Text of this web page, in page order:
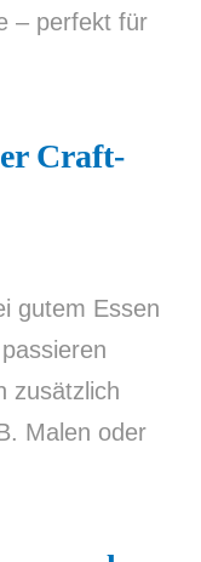
– perfekt für
Craft-
gutem Essen
zusätzlich
Malen oder